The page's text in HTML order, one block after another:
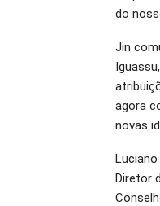
do
Jin
agora
novas
Diretor